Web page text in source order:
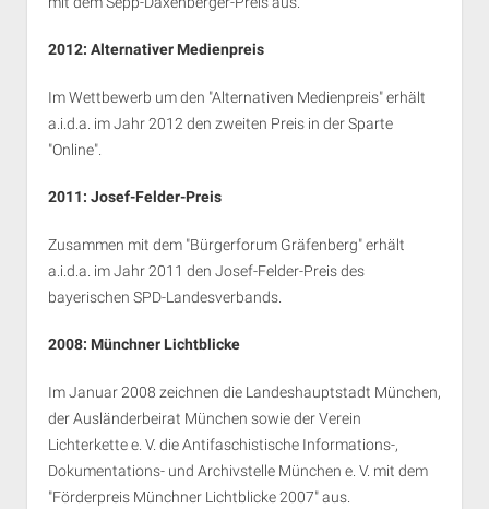
2012: Alternativer Medienpreis
Im Wettbewerb um den "Alternativen Medienpreis" erhält
a.i.d.a. im Jahr 2012 den zweiten Preis in der Sparte
"Online".
2011: Josef-Felder-Preis
Zusammen mit dem "Bürgerforum Gräfenberg" erhält
a.i.d.a. im Jahr 2011 den Josef-Felder-Preis des
bayerischen SPD-Landesverbands.
2008: Münchner Lichtblicke
Im Januar 2008 zeichnen die Landeshauptstadt München,
der Ausländerbeirat München sowie der Verein
Lichterkette e. V. die Antifaschistische Informations-,
Dokumentations- und Archivstelle München e. V. mit dem
"Förderpreis Münchner Lichtblicke 2007" aus.